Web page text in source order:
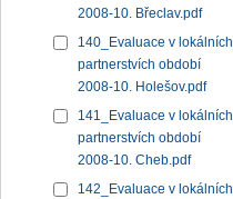
2008-10. Břeclav.pdf
140_Evaluace v lokálních
partnerstvích období
2008-10. Holešov.pdf
141_Evaluace v lokálních
partnerstvích období
2008-10. Cheb.pdf
142_Evaluace v lokálních